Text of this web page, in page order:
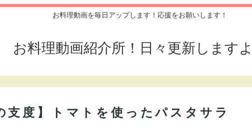
お料理動画を毎日アップします！応援をお願いします！
お料理動画紹介所！日々更新します
度】トマトを使ったパスタサラ